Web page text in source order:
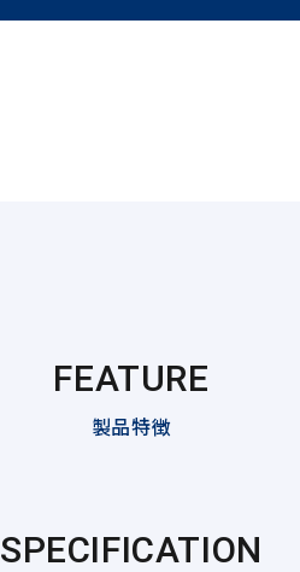
FEATURE
製品特徴
SPECIFICATION